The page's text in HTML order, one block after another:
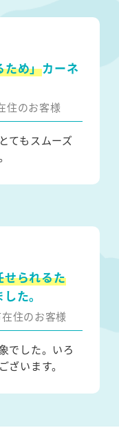
ため」カーネ
住のお客様
てもスムーズ
せられるた
た。
住のお客様
でした。いろ
ざいます。